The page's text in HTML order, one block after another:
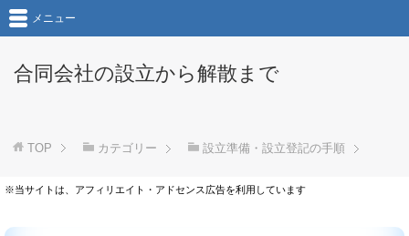
合同会社の設立から解散まで
メニュー
TOP カテゴリー 設立準備・設立登記の手順
※当サイトは、アフィリエイト・アドセンス広告を利用しています